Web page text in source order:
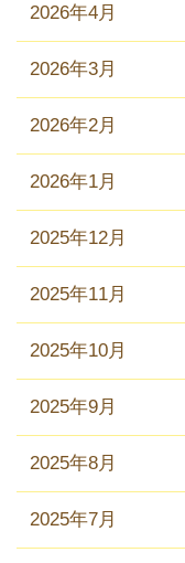
2026年4月
2026年3月
2026年2月
2026年1月
2025年12月
2025年11月
2025年10月
2025年9月
2025年8月
2025年7月